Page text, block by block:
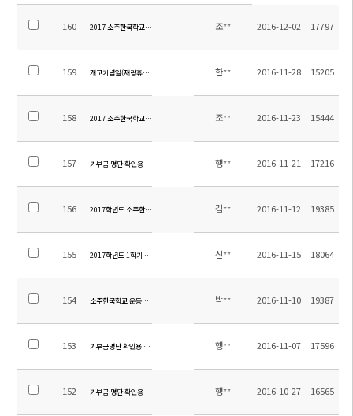
160 2017 소주한국학교 교사 채용 합격 및 예비 합격 통보(14:00 한국시각)
조** 2016-12-02 17797
159 개교기념일(재량휴업일)안내 한** 2016-11-28 15205
158 2017 소주한국학교 교원초빙 추가모집 면접 대상자 개별 통보
조** 2016-11-23 15444
157 기부금 명단 확인용 공지 행** 2016-11-21 17216
156 2017학년도 소주한국학교 교원 추가모집(면접대상자발표일:11.23.)
김** 2016-11-12 19385
155 2017학년도 1학기 신, 편입학시험 시행 계획 안내
신** 2016-11-15 18064
154 소주한국학교 운동장 우레탄 트렉 설치공사 입찰 공고(긴급)
박** 2016-11-10 19387
153 기부금명단 확인용 공지 행** 2016-11-07 17596
152 기부금 명단 확인용 공지(2011~20161026) 행** 2016-10-27 16565